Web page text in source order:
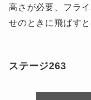
高さが必要、フラ
せのときに飛ばす
ステージ263